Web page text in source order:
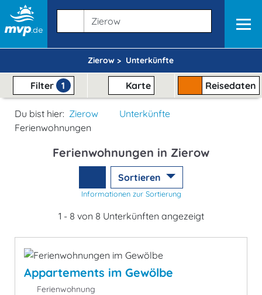
Zierow > Unterkünfte
Filter 1 Karte Reisedaten
Du bist hier: Zierow
Unterkünfte
Ferienwohnungen
Ferienwohnungen in Zierow
Sortieren
Informationen zur Sortierung
1 - 8 von 8 Unterkünften angezeigt
Appartements im Gewölbe
Ferienwohnung